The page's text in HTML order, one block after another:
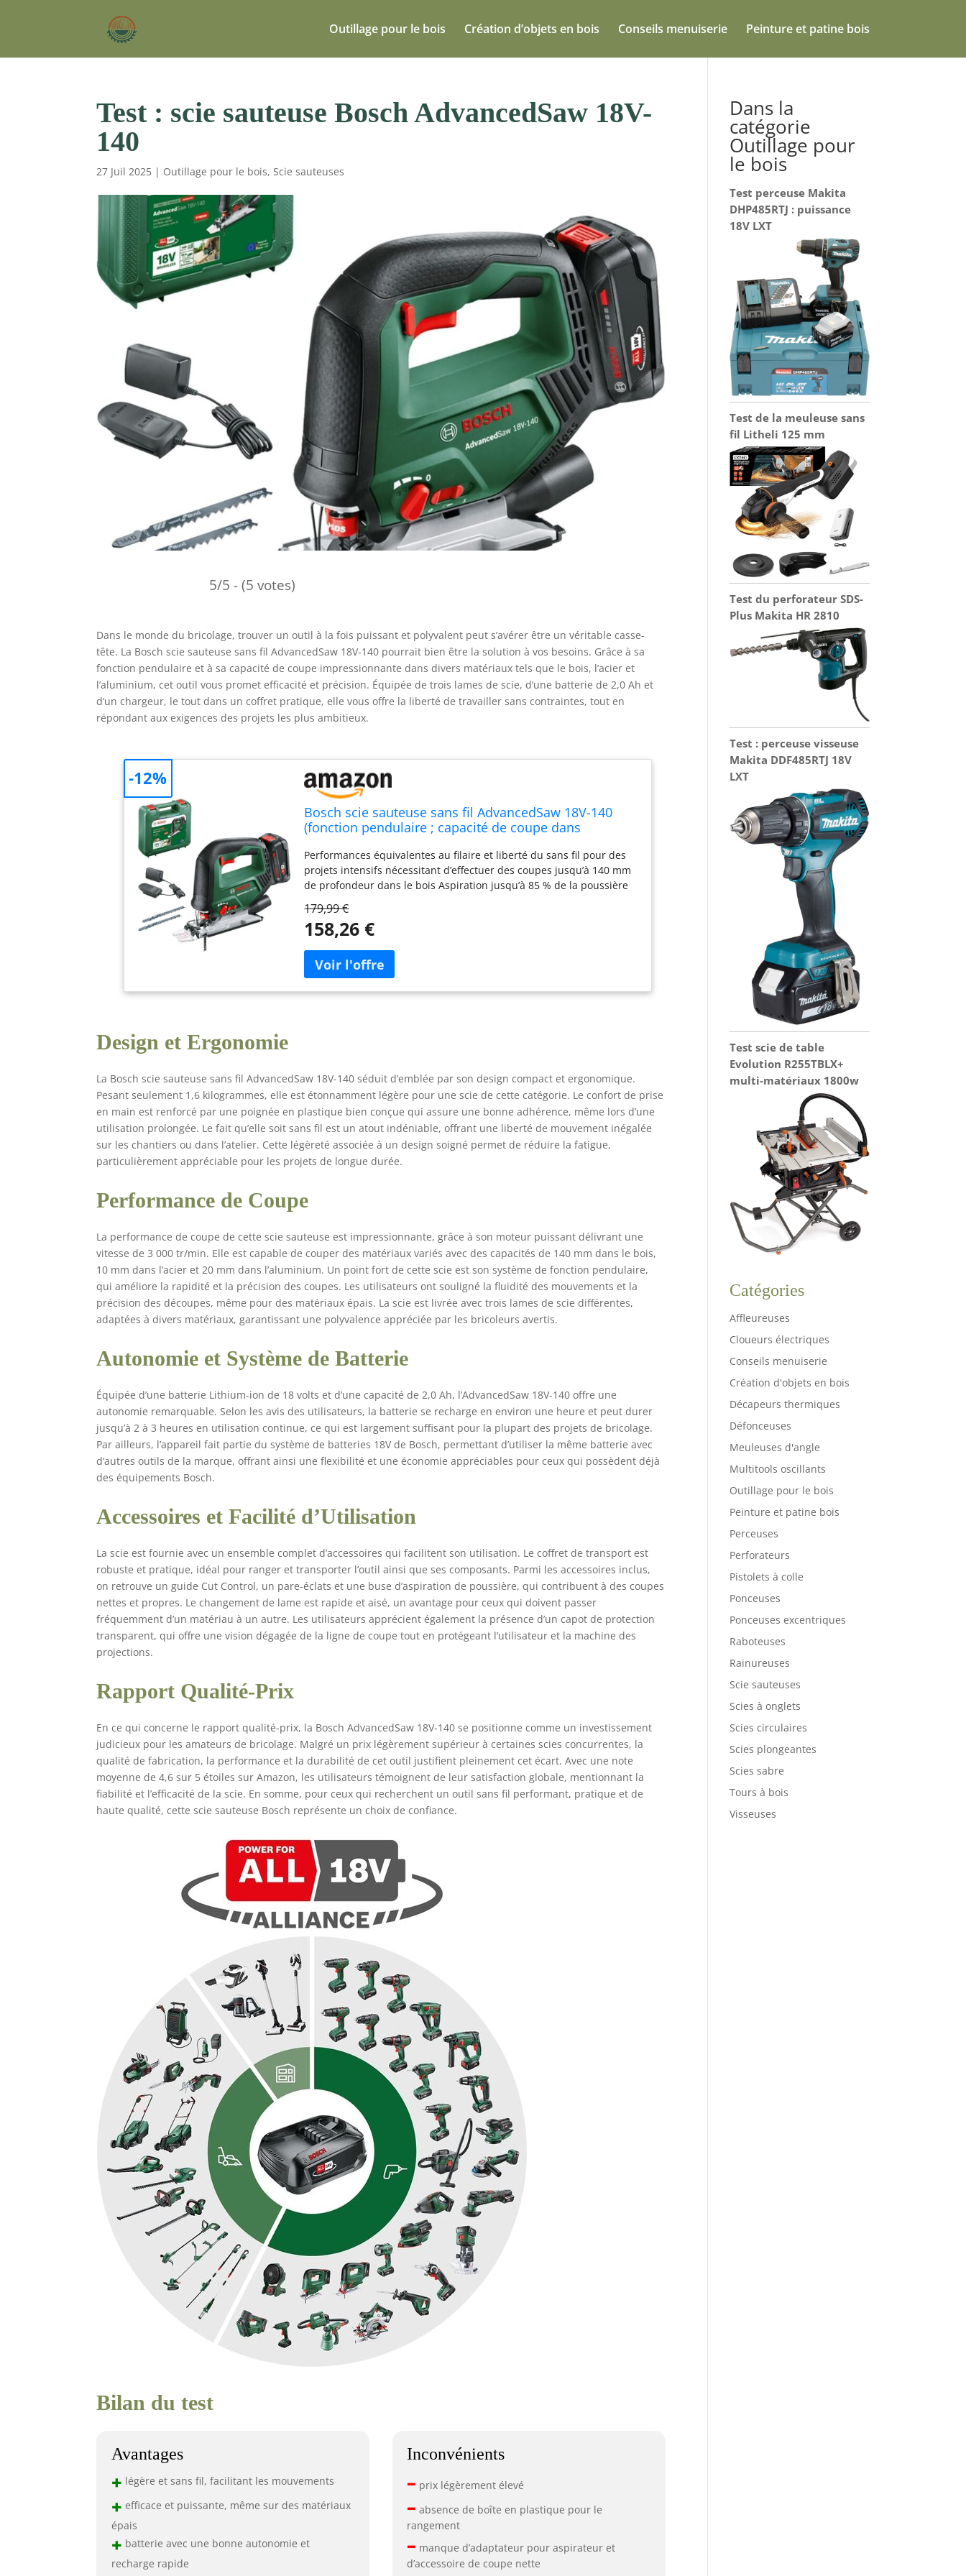
Outillage pour le bois Création d’objets en bois Conseils menuiserie Peinture et patine bois
Test : scie sauteuse Bosch AdvancedSaw 18V-
140
27 Juil 2025 | Outillage pour le bois,Scie sauteuses
5/5 - (5 votes)
Dans le monde du bricolage, trouver un outil à la fois puissant et polyvalent peut s’avérer être un véritable casse-
tête. La Bosch scie sauteuse sans fil AdvancedSaw 18V-140 pourrait bien être la solution à vos besoins. Grâce à sa
fonction pendulaire et à sa capacité de coupe impressionnante dans divers matériaux tels que le bois, l’acier et
l’aluminium, cet outil vous promet efficacité et précision. Équipée de trois lames de scie, d’une batterie de 2,0 Ah et
d’un chargeur, le tout dans un coffret pratique, elle vous offre la liberté de travailler sans contraintes, tout en
répondant aux exigences des projets les plus ambitieux.
Bosch scie sauteuse sans fil AdvancedSaw 18V-140
(fonction pendulaire ; capacité de coupe dans
scie ; avec batterie 2,0 Ah et chargeur ; dans coffret)
Performances équivalentes au filaire et liberté du sans fil pour des
projets intensifs nécessitant d’effectuer des coupes jusqu’à 140 mm
de profondeur dans le bois Aspiration jusqu’à 85 % de la poussière
de la ligne de coupe et un travail propre en intérieur Moteur sans
charbon assurant de très bonnes performances et une longue durée
stabilité Système SDS permettant de changer de lame rapidement et
sans effort, d’une seule main Contenu : AdvancedSaw 18V-140, 3
lames 144D, 1 guide Cut Control, 1 pare-éclats, 1 buse d’aspiration
179,99 €
158,26 €
-12%
Design et Ergonomie
La Bosch scie sauteuse sans fil AdvancedSaw 18V-140 séduit d’emblée par son design compact et ergonomique.
Pesant seulement 1,6 kilogrammes, elle est étonnamment légère pour une scie de cette catégorie. Le confort de prise
en main est renforcé par une poignée en plastique bien conçue qui assure une bonne adhérence, même lors d’une
utilisation prolongée. Le fait qu’elle soit sans fil est un atout indéniable, offrant une liberté de mouvement inégalée
sur les chantiers ou dans l’atelier. Cette légèreté associée à un design soigné permet de réduire la fatigue,
particulièrement appréciable pour les projets de longue durée.
Performance de Coupe
La performance de coupe de cette scie sauteuse est impressionnante, grâce à son moteur puissant délivrant une
vitesse de 3 000 tr/min. Elle est capable de couper des matériaux variés avec des capacités de 140 mm dans le bois,
10 mm dans l’acier et 20 mm dans l’aluminium. Un point fort de cette scie est son système de fonction pendulaire,
qui améliore la rapidité et la précision des coupes. Les utilisateurs ont souligné la fluidité des mouvements et la
précision des découpes, même pour des matériaux épais. La scie est livrée avec trois lames de scie différentes,
adaptées à divers matériaux, garantissant une polyvalence appréciée par les bricoleurs avertis.
Autonomie et Système de Batterie
Équipée d’une batterie Lithium-ion de 18 volts et d’une capacité de 2,0 Ah, l’AdvancedSaw 18V-140 offre une
autonomie remarquable. Selon les avis des utilisateurs, la batterie se recharge en environ une heure et peut durer
jusqu’à 2 à 3 heures en utilisation continue, ce qui est largement suffisant pour la plupart des projets de bricolage.
Par ailleurs, l’appareil fait partie du système de batteries 18V de Bosch, permettant d’utiliser la même batterie avec
d’autres outils de la marque, offrant ainsi une flexibilité et une économie appréciables pour ceux qui possèdent déjà
des équipements Bosch.
Accessoires et Facilité d’Utilisation
La scie est fournie avec un ensemble complet d’accessoires qui facilitent son utilisation. Le coffret de transport est
robuste et pratique, idéal pour ranger et transporter l’outil ainsi que ses composants. Parmi les accessoires inclus,
on retrouve un guide Cut Control, un pare-éclats et une buse d’aspiration de poussière, qui contribuent à des coupes
nettes et propres. Le changement de lame est rapide et aisé, un avantage pour ceux qui doivent passer
fréquemment d’un matériau à un autre. Les utilisateurs apprécient également la présence d’un capot de protection
transparent, qui offre une vision dégagée de la ligne de coupe tout en protégeant l’utilisateur et la machine des
projections.
Rapport Qualité-Prix
En ce qui concerne le rapport qualité-prix, la Bosch AdvancedSaw 18V-140 se positionne comme un investissement
judicieux pour les amateurs de bricolage. Malgré un prix légèrement supérieur à certaines scies concurrentes, la
qualité de fabrication, la performance et la durabilité de cet outil justifient pleinement cet écart. Avec une note
moyenne de 4,6 sur 5 étoiles sur Amazon, les utilisateurs témoignent de leur satisfaction globale, mentionnant la
fiabilité et l’efficacité de la scie. En somme, pour ceux qui recherchent un outil sans fil performant, pratique et de
haute qualité, cette scie sauteuse Bosch représente un choix de confiance.
Bilan du test
Avantages
+ légère et sans fil, facilitant les mouvements
+ efficace et puissante, même sur des matériaux
épais
+ batterie avec une bonne autonomie et
recharge rapide
Inconvénients
– prix légèrement élevé
– absence de boîte en plastique pour le
rangement
– manque d’adaptateur pour aspirateur et
d’accessoire de coupe nette
Dans la
catégorie
Outillage pour
le bois
Test perceuse Makita
DHP485RTJ : puissance
18V LXT
Test de la meuleuse sans
fil Litheli 125 mm
Test du perforateur SDS-
Plus Makita HR 2810
Test : perceuse visseuse
Makita DDF485RTJ 18V
LXT
Test scie de table
Evolution R255TBLX+
multi-matériaux 1800w
Catégories
Affleureuses
Cloueurs électriques
Conseils menuiserie
Création d'objets en bois
Décapeurs thermiques
Défonceuses
Meuleuses d'angle
Multitools oscillants
Outillage pour le bois
Peinture et patine bois
Perceuses
Perforateurs
Pistolets à colle
Ponceuses
Ponceuses excentriques
Raboteuses
Rainureuses
Scie sauteuses
Scies à onglets
Scies circulaires
Scies plongeantes
Scies sabre
Tours à bois
Visseuses